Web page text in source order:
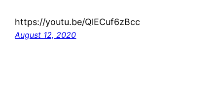
https://youtu.be/QlECuf6zBcc
August 12, 2020